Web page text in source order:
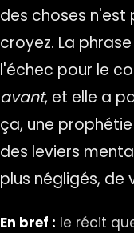
des choses
croyez. La
l'échec pour le
avant, et elle a
ça, une
des leviers
plus négligés,
En bref : le récit